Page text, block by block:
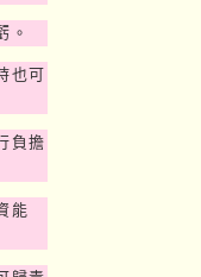
。
也可
負擔
能